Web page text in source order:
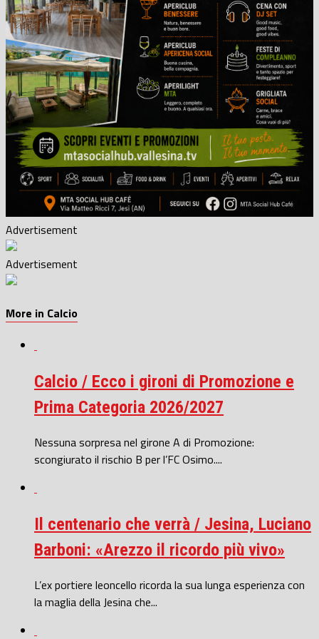
Advertisement
Advertisement
More in Calcio
Calcio / Ecco i gironi di Promozione e
Prima Categoria 2026/2027
Nessuna sorpresa nel girone A di Promozione:
scongiurato il rischio B per l’FC Osimo....
Il centenario che verrà / Jesina, Luciano
Barboni: «Arezzo il ricordo più vivo»
L’ex portiere leoncello ricorda la sua lunga esperienza con
la maglia della Jesina che...